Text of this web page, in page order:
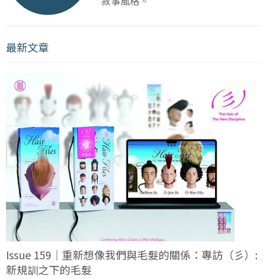
最新文章
Issue 159｜重新想像我們與毛髮的關係：專訪（彡）:
新規訓之下的毛髮